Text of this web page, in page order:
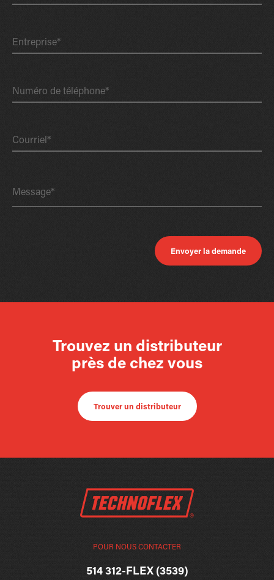
Entreprise*
Numéro de téléphone*
Courriel*
Message*
Envoyer la demande
Trouvez un distributeur
près de chez vous
Trouver un distributeur
POUR NOUS CONTACTER
514 312-FLEX (3539)